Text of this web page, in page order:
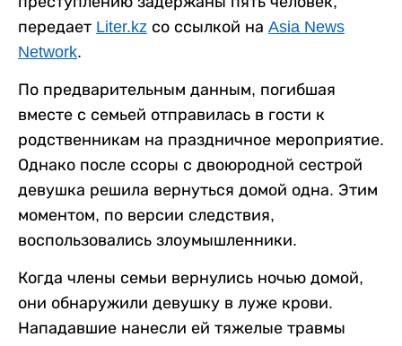
передает Liter.kz со ссылкой на Asia News
Network.
По предварительным данным, погибшая
вместе с семьей отправилась в гости к
родственникам на праздничное мероприятие.
Однако после ссоры с двоюродной сестрой
девушка решила вернуться домой одна. Этим
моментом, по версии следствия,
воспользовались злоумышленники.
Когда члены семьи вернулись ночью домой,
они обнаружили девушку в луже крови.
Нападавшие нанесли ей тяжелые травмы